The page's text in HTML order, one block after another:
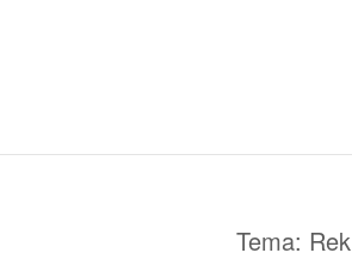
Tema: